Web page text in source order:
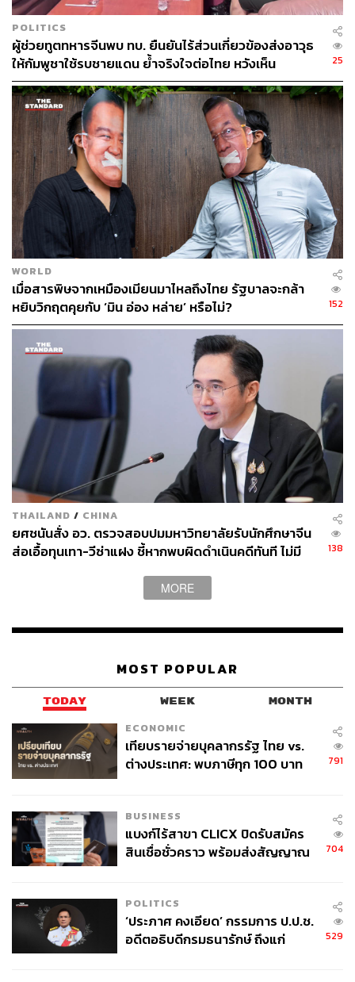
https://www.cnbc.com/2021/12/15/chinas-xi-and-russ
ias-putin-talk-geopolitics-in-video-call.htmlhttps://ww
w.globaltimes.cn/page/202112/1241580.shtml
สามารถติดตาม THE STANDARD WEALTH
ผ่านแอปพลิเคชันต่างๆ ที่คุณสะดวกหรือใช้งานอยู่แล้วได้เลย
TAGS: TCW Group China Wall Street CNBC
43
ABOUT THE AUTHOR
THE STANDARD WEALTH
สำนักข่าวเศรษฐกิจ ธุรกิจ และการลงทุน โดย
ทีมข่าว THE STANDARD
POLITICS
ผู้ช่วยทูตทหารจีนพบ ทบ. ยืนยันไร้ส่วนเกี่ยวข้องส่งอาวุธ
ให้กัมพูชาใช้รบชายแดน ย้ำจริงใจต่อไทย หวังเห็น
ทางออกสันติวิธี
25
WORLD
เมื่อสารพิษจากเหมืองเมียนมาไหลถึงไทย รัฐบาลจะกล้า
หยิบวิกฤตคุยกับ ‘มิน อ่อง หล่าย’ หรือไม่?
152
THAILAND / CHINA
ยศชนันสั่ง อว. ตรวจสอบปมมหาวิทยาลัยรับนักศึกษาจีน
ส่อเอื้อทุนเทา-วีซ่าแฝง ชี้หากพบผิดดำเนินคดีทันที ไม่มี
138
MORE
MOST POPULAR
TODAY WEEK MONTH
ECONOMIC
เทียบรายจ่ายบุคลากรรัฐ ไทย vs.
ต่างประเทศ: พบภาษีทุก 100 บาท
791
BUSINESS
แบงก์ไร้สาขา CLICX ปิดรับสมัคร
สินเชื่อชั่วคราว พร้อมส่งสัญญาณ
704
POLITICS
‘ประภาศ คงเอียด’ กรรมการ ป.ป.ช.
อดีตอธิบดีกรมธนารักษ์ ถึงแก่
529